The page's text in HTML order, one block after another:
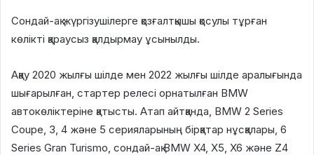
Сондай-ақ жүргізушілерге қозғалтқышы қосулы тұрған
көлікті қараусыз қалдырмау ұсынылды.
Ақау 2020 жылғы шілде мен 2022 жылғы шілде аралығында
шығарылған, стартер релесі орнатылған BMW
автокөліктеріне қатысты. Атап айтқанда, BMW 2 Series
Coupe, 3, 4 және 5 серияларының бірқатар нұсқалары, 6
Series Gran Turismo, сондай-ақ BMW X4, X5, X6 және Z4